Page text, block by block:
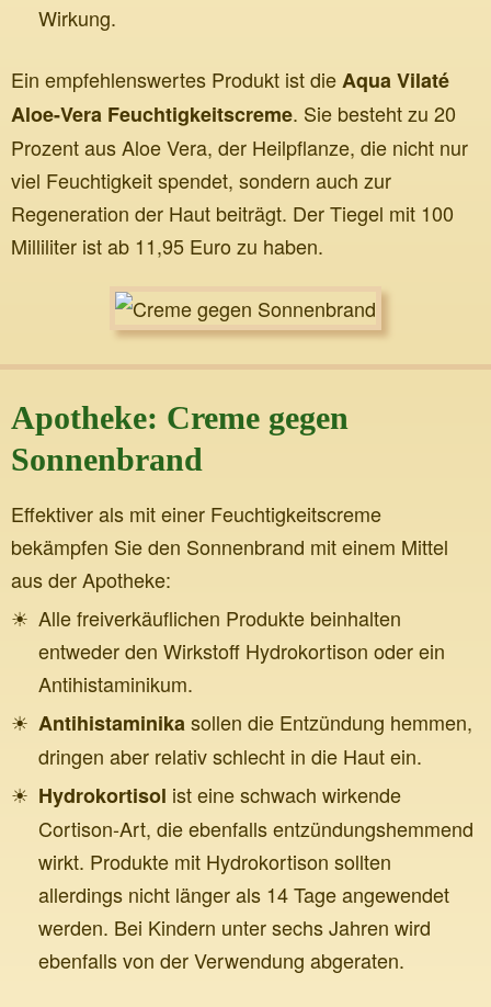
Wirkung.
Ein empfehlenswertes Produkt ist dieAqua Vilaté
Aloe-Vera Feuchtigkeitscreme. Sie besteht zu 20
Prozent aus Aloe Vera, der Heilpflanze, die nicht nur
viel Feuchtigkeit spendet, sondern auch zur
Regeneration der Haut beiträgt. Der Tiegel mit 100
Milliliter ist ab 11,95 Euro zu haben.
Apotheke: Creme gegen
Sonnenbrand
Effektiver als mit einer Feuchtigkeitscreme
bekämpfen Sie den Sonnenbrand mit einem Mittel
aus der Apotheke:
Alle freiverkäuflichen Produkte beinhalten
entweder den Wirkstoff Hydrokortison oder ein
Antihistaminikum.
Antihistaminikasollen die Entzündung hemmen,
dringen aber relativ schlecht in die Haut ein.
Hydrokortisol ist eine schwach wirkende
Cortison-Art, die ebenfalls entzündungshemmend
wirkt. Produkte mit Hydrokortison sollten
allerdings nicht länger als 14 Tage angewendet
werden. Bei Kindern unter sechs Jahren wird
ebenfalls von der Verwendung abgeraten.